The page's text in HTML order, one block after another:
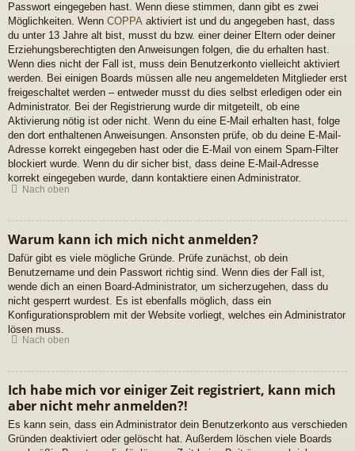
Passwort eingegeben hast. Wenn diese stimmen, dann gibt es zwei
Möglichkeiten. Wenn COPPA aktiviert ist und du angegeben hast, dass
du unter 13 Jahre alt bist, musst du bzw. einer deiner Eltern oder deiner
Erziehungsberechtigten den Anweisungen folgen, die du erhalten hast.
Wenn dies nicht der Fall ist, muss dein Benutzerkonto vielleicht aktiviert
werden. Bei einigen Boards müssen alle neu angemeldeten Mitglieder erst
freigeschaltet werden – entweder musst du dies selbst erledigen oder ein
Administrator. Bei der Registrierung wurde dir mitgeteilt, ob eine
Aktivierung nötig ist oder nicht. Wenn du eine E-Mail erhalten hast, folge
den dort enthaltenen Anweisungen. Ansonsten prüfe, ob du deine E-Mail-
Adresse korrekt eingegeben hast oder die E-Mail von einem Spam-Filter
blockiert wurde. Wenn du dir sicher bist, dass deine E-Mail-Adresse
korrekt eingegeben wurde, dann kontaktiere einen Administrator.
Nach oben
Warum kann ich mich nicht anmelden?
Dafür gibt es viele mögliche Gründe. Prüfe zunächst, ob dein
Benutzername und dein Passwort richtig sind. Wenn dies der Fall ist,
wende dich an einen Board-Administrator, um sicherzugehen, dass du
nicht gesperrt wurdest. Es ist ebenfalls möglich, dass ein
Konfigurationsproblem mit der Website vorliegt, welches ein Administrator
lösen muss.
Nach oben
Ich habe mich vor einiger Zeit registriert, kann mich
aber nicht mehr anmelden?!
Es kann sein, dass ein Administrator dein Benutzerkonto aus verschieden
Gründen deaktiviert oder gelöscht hat. Außerdem löschen viele Boards